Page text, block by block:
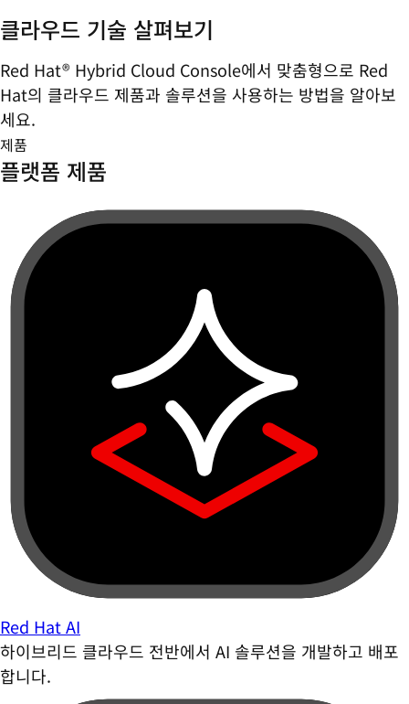
클라우드 기술 살펴보기
Red Hat® Hybrid Cloud Console에서 맞춤형으로 Red
Hat의 클라우드 제품과 솔루션을 사용하는 방법을 알아보
세요.
제품
플랫폼 제품
Red Hat AI
하이브리드 클라우드 전반에서 AI 솔루션을 개발하고 배포
합니다.